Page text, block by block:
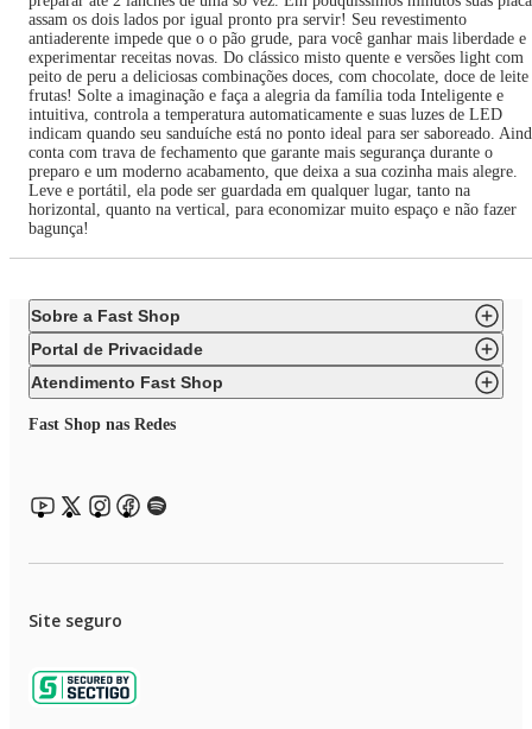
assam os dois lados por igual pronto pra servir! Seu revestimento
antiaderente impede que o o pão grude, para você ganhar mais liberdade e
experimentar receitas novas. Do clássico misto quente e versões light com
peito de peru a deliciosas combinações doces, com chocolate, doce de leite
frutas! Solte a imaginação e faça a alegria da família toda Inteligente e
intuitiva, controla a temperatura automaticamente e suas luzes de LED
indicam quando seu sanduíche está no ponto ideal para ser saboreado.
conta com trava de fechamento que garante mais segurança durante o
preparo e um moderno acabamento, que deixa a sua cozinha mais alegre.
Leve e portátil, ela pode ser guardada em qualquer lugar, tanto na
horizontal, quanto na vertical, para economizar muito espaço e não fazer
bagunça!
Sobre a Fast Shop
Portal de Privacidade
Atendimento Fast Shop
Fast Shop nas Redes
Site seguro